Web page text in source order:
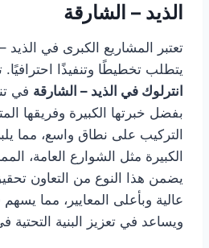
الذيد – الشارقة
تعتبر المشاريع الكبرى في الذيد –
يتطلب تخطيطًا وتنفيذًا
انترلوك في الذيد – الشارقة في
بفضل خبرتها الكبيرة وفريقها
التركيب على نطاق واسع، مما
الكبيرة مثل الشوارع العامة،
يضمن هذا النوع من التعاون
عالية وبأعلى المعايير، مما
ويساعد في تعزيز البنية التحتية